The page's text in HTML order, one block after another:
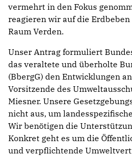
vermehrt in den Fokus
reagieren wir auf die
Raum Verden.
Unser Antrag formuliert
das veraltete und überholte
(BbergG) den Entwicklungen
Vorsitzende des
Miesner. Unsere
nicht aus, um
Wir benötigen die
Konkret geht es um die
und verpflichtende